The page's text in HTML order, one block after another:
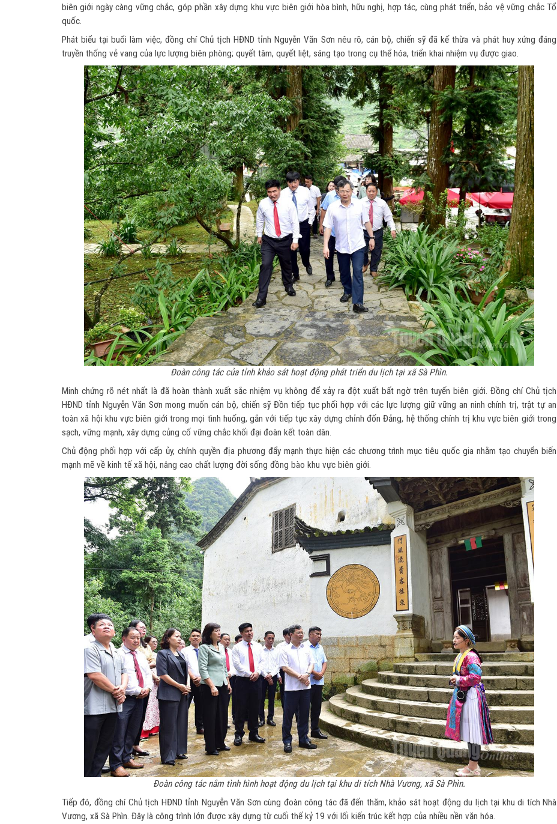
biên giới ngày càng vững chắc, góp phần xây dựng khu vực biên giới hòa bình, hữu nghị, hợp tác, cùng phát triển, bảo vệ vững chắc Tổ
quốc.
Phát biểu tại buổi làm việc, đồng chí Chủ tịch HĐND tỉnh Nguyễn Văn Sơn nêu rõ, cán bộ, chiến sỹ đã kế thừa và phát huy xứng đáng
truyền thống vẻ vang của lực lượng biên phòng; quyết tâm, quyết liệt, sáng tạo trong cụ thể hóa, triển khai nhiệm vụ được giao.
Đoàn công tác của tỉnh khảo sát hoạt động phát triển du lịch tại xã Sà Phìn.
Minh chứng rõ nét nhất là đã hoàn thành xuất sắc nhiệm vụ không để xảy ra đột xuất bất ngờ trên tuyến biên giới. Đồng chí Chủ tịch
HĐND tỉnh Nguyễn Văn Sơn mong muốn cán bộ, chiến sỹ Đồn tiếp tục phối hợp với các lực lượng giữ vững an ninh chính trị, trật tự an
toàn xã hội khu vực biên giới trong mọi tình huống, gắn với tiếp tục xây dựng chỉnh đốn Đảng, hệ thống chính trị khu vực biên giới trong
sạch, vững mạnh, xây dựng củng cố vững chắc khối đại đoàn kết toàn dân.
Chủ động phối hợp với cấp ủy, chính quyền địa phương đẩy mạnh thực hiện các chương trình mục tiêu quốc gia nhằm tạo chuyển biến
mạnh mẽ về kinh tế xã hội, nâng cao chất lượng đời sống đồng bào khu vực biên giới.
Đoàn công tác nắm tình hình hoạt động du lịch tại khu di tích Nhà Vương, xã Sà Phìn.
Tiếp đó, đồng chí Chủ tịch HĐND tỉnh Nguyễn Văn Sơn cùng đoàn công tác đã đến thăm, khảo sát hoạt động du lịch tại khu di tích Nhà
Vương, xã Sà Phìn. Đây là công trình lớn được xây dựng từ cuối thế kỷ 19 với lối kiến trúc kết hợp của nhiều nền văn hóa.